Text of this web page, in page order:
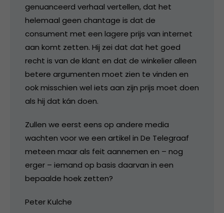
genuanceerd verhaal vertellen, dat het
helemaal geen chantage is dat de
consument met een lagere prijs van internet
aan komt zetten. Hij zei dat dat het goed
recht is van de klant en dat de winkelier alleen
betere argumenten moet zien te vinden en
ook misschien wel iets aan zijn prijs moet doen
als hij dat kán doen.
Zullen we eerst eens op andere media
wachten voor we een artikel in De Telegraaf
meteen maar als feit aannemen en – nog
erger – iemand op basis daarvan in een
bepaalde hoek zetten?
Peter Kulche